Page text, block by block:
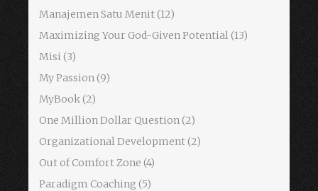
Manajemen Satu Menit(12)
Maximizing Your God-Given Potential(13)
Misi (3)
My Passion(9)
MyBook(2)
One Million Dollar Question(2)
Organizational Development(2)
Out of Comfort Zone (4)
Paradigm Coaching (5)